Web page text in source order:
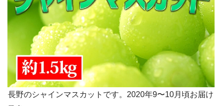
長野のシャインマスカットです。2020年9〜10月頃お届け